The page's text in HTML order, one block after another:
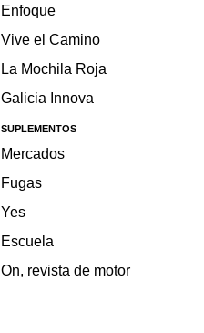
Enfoque
Vive el Camino
La Mochila Roja
Galicia Innova
SUPLEMENTOS
Mercados
Fugas
Yes
Escuela
On, revista de motor